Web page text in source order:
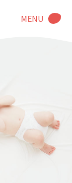
MENU